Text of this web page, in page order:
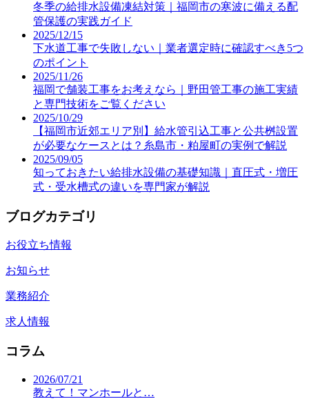
冬季の給排水設備凍結対策｜福岡市の寒波に備える配
管保護の実践ガイド
2025/12/15
下水道工事で失敗しない｜業者選定時に確認すべき5つ
のポイント
2025/11/26
福岡で舗装工事をお考えなら｜野田管工事の施工実績
と専門技術をご覧ください
2025/10/29
【福岡市近郊エリア別】給水管引込工事と公共桝設置
が必要なケースとは？糸島市・粕屋町の実例で解説
2025/09/05
知っておきたい給排水設備の基礎知識｜直圧式・増圧
式・受水槽式の違いを専門家が解説
ブログカテゴリ
お役立ち情報
お知らせ
業務紹介
求人情報
コラム
2026/07/21
教えて！マンホールと…